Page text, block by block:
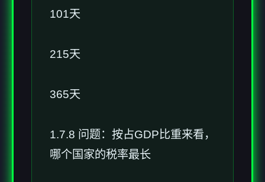
101天
215天
365天
1.7.8 问题：按占GDP比重来看，
哪个国家的税率最长